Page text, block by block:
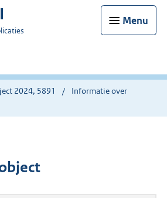
Menu
2024, 5891
Informatie over